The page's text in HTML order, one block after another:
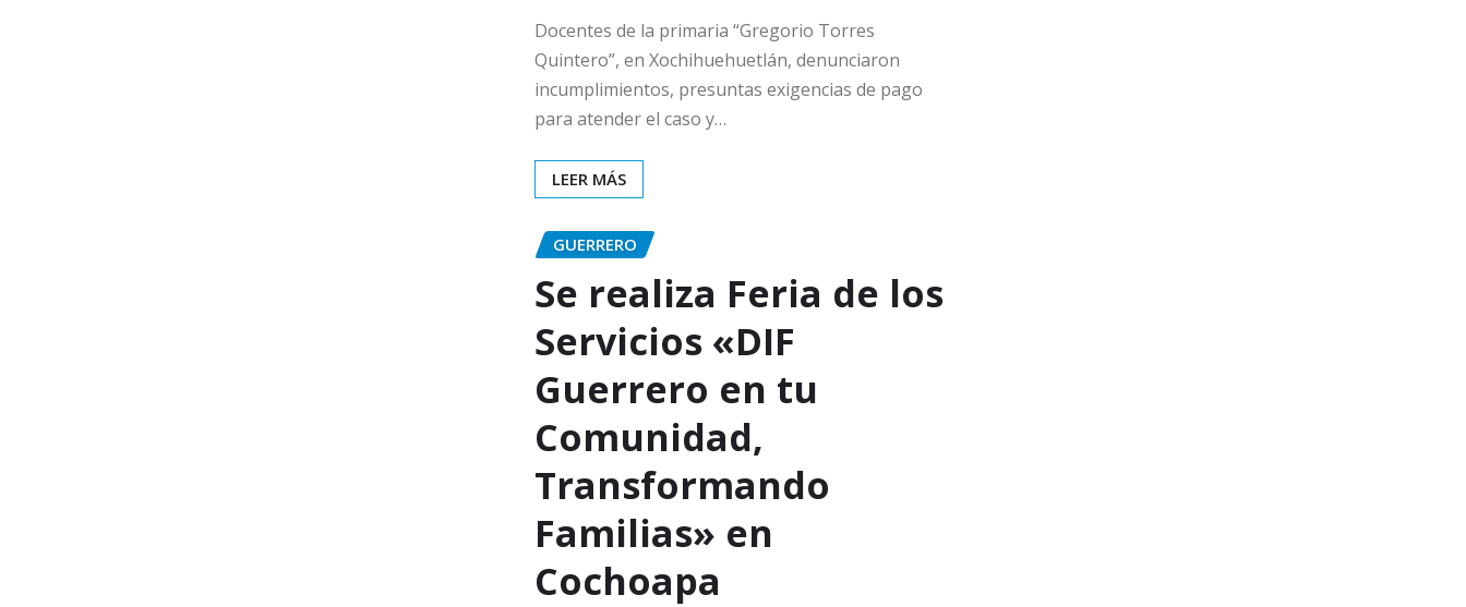
Docentes de la primaria “Gregorio Torres
Quintero”, en Xochihuehuetlán, denunciaron
incumplimientos, presuntas exigencias de pago
para atender el caso y…
LEER MÁS
GUERRERO
Se realiza Feria de los
Servicios «DIF
Guerrero en tu
Comunidad,
Transformando
Familias» en
Cochoapa